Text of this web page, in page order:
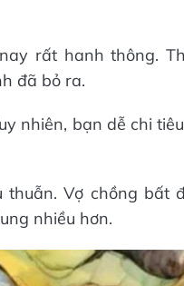
rất hanh thông.
đã bỏ ra.
nhiên, bạn dễ chi
Vợ chồng bất
nhiều hơn.